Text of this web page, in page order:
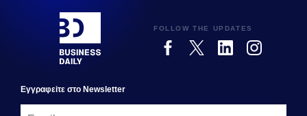
FOLLOW THE UPDATES
Εγγραφεiτε στο Newsletter